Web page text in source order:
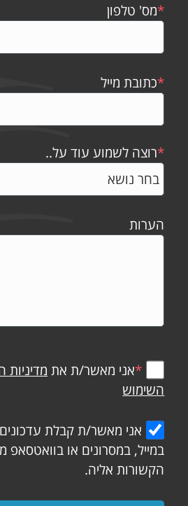
*מס' טלפון
*כתובת מייל
*רוצה לשמוע עוד על..
הערות
*אני מאשר/ת את מדיניות
השימוש
אני מאשר/ת קבלת
במייל, במסרונים או בוואטסאפ
הקשורות אליה.